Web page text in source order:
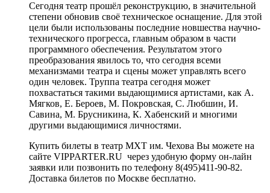
Сегодня театр прошёл реконструкцию, в значительной
степени обновив своё техническое оснащение. Для этой
цели были использованы последние новшества научно-
технического прогресса, главным образом в части
программного обеспечения. Результатом этого
преобразования явилось то, что сегодня всеми
механизмами театра и сцены может управлять всего
один человек. Труппа театра сегодня может
похвастаться такими выдающимися артистами, как А.
Мягков, Е. Бероев, М. Покровская, С. Любшин, И.
Савина, М. Брусникина, К. Хабенский и многими
другими выдающимися личностями.
Купить билеты в театр МХТ им. Чехова Вы можете на
сайте VIPPARTER.RU через удобную форму он-лайн
заявки или позвонить по телефону 8(495)411-90-82.
Доставка билетов по Москве бесплатно.